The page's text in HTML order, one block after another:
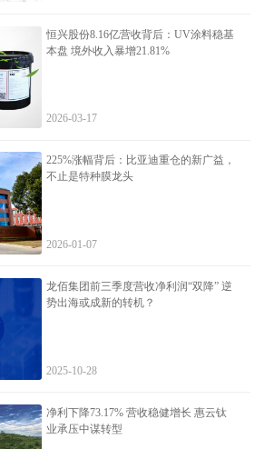
恒兴股份8.16亿营收背后：UV涂料稳基
本盘 境外收入暴增21.81%
2026-03-17
225%涨幅背后：比亚迪重仓的新广益，
不止是特种膜龙头
2026-01-07
龙佰集团前三季度营收净利润“双降” 逆
势出海或成新的转机？
2025-10-28
净利下降73.17% 营收稳健增长 惠云钛
业承压中谋转型